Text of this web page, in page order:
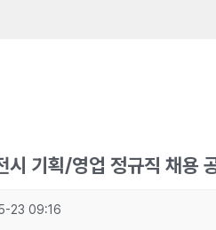
시 기획/영업 정규직 채용
23 09:16